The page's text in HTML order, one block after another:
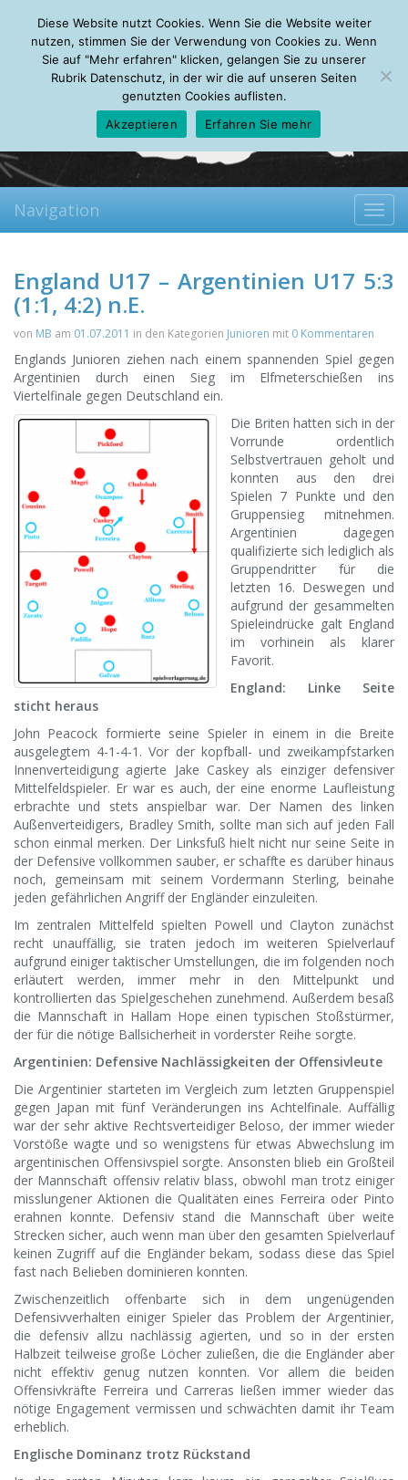
Saturday, 08.08.2026
Mein Account
About Autoren Leseempfehlungen FAQ
Navigation
England U17 – Argentinien U17 5:3
(1:1, 4:2) n.E.
von MB am 01.07.2011 in den Kategorien Junioren mit 0 Kommentaren
Englands Junioren ziehen nach einem spannenden Spiel gegen
Argentinien durch einen Sieg im Elfmeterschießen ins
Viertelfinale gegen Deutschland ein.
Die Briten hatten sich in der
Vorrunde ordentlich
Selbstvertrauen geholt und
konnten aus den drei
Spielen 7 Punkte und den
Gruppensieg mitnehmen.
Argentinien dagegen
qualifizierte sich lediglich als
Gruppendritter für die
letzten 16. Deswegen und
aufgrund der gesammelten
Spieleindrücke galt England
im vorhinein als klarer
Favorit.
England: Linke Seite
sticht heraus
John Peacock formierte seine Spieler in einem in die Breite
ausgelegtem 4-1-4-1. Vor der kopfball- und zweikampfstarken
Innenverteidigung agierte Jake Caskey als einziger defensiver
Mittelfeldspieler. Er war es auch, der eine enorme Laufleistung
erbrachte und stets anspielbar war. Der Namen des linken
Außenverteidigers, Bradley Smith, sollte man sich auf jeden Fall
schon einmal merken. Der Linksfuß hielt nicht nur seine Seite in
der Defensive vollkommen sauber, er schaffte es darüber hinaus
noch, gemeinsam mit seinem Vordermann Sterling, beinahe
jeden gefährlichen Angriff der Engländer einzuleiten.
Im zentralen Mittelfeld spielten Powell und Clayton zunächst
recht unauffällig, sie traten jedoch im weiteren Spielverlauf
aufgrund einiger taktischer Umstellungen, die im folgenden noch
erläutert werden, immer mehr in den Mittelpunkt und
kontrollierten das Spielgeschehen zunehmend. Außerdem besaß
die Mannschaft in Hallam Hope einen typischen Stoßstürmer,
der für die nötige Ballsicherheit in vorderster Reihe sorgte.
Argentinien: Defensive Nachlässigkeiten der Offensivleute
Die Argentinier starteten im Vergleich zum letzten Gruppenspiel
gegen Japan mit fünf Veränderungen ins Achtelfinale. Auffällig
war der sehr aktive Rechtsverteidiger Beloso, der immer wieder
Vorstöße wagte und so wenigstens für etwas Abwechslung im
argentinischen Offensivspiel sorgte. Ansonsten blieb ein Großteil
der Mannschaft offensiv relativ blass, obwohl man trotz einiger
misslungener Aktionen die Qualitäten eines Ferreira oder Pinto
erahnen konnte. Defensiv stand die Mannschaft über weite
Strecken sicher, auch wenn man über den gesamten Spielverlauf
keinen Zugriff auf die Engländer bekam, sodass diese das Spiel
fast nach Belieben dominieren konnten.
Zwischenzeitlich offenbarte sich in dem ungenügenden
Defensivverhalten einiger Spieler das Problem der Argentinier,
die defensiv allzu nachlässig agierten, und so in der ersten
Halbzeit teilweise große Löcher zuließen, die die Engländer aber
nicht effektiv genug nutzen konnten. Vor allem die beiden
Offensivkräfte Ferreira und Carreras ließen immer wieder das
nötige Engagement vermissen und schwächten damit ihr Team
erheblich.
Englische Dominanz trotz Rückstand
Diese Website nutzt Cookies. Wenn Sie die Website weiter
nutzen, stimmen Sie der Verwendung von Cookies zu. Wenn
Sie auf "Mehr erfahren" klicken, gelangen Sie zu unserer
Rubrik Datenschutz, in der wir die auf unseren Seiten
genutzten Cookies auflisten.
Akzeptieren
Erfahren Sie mehr